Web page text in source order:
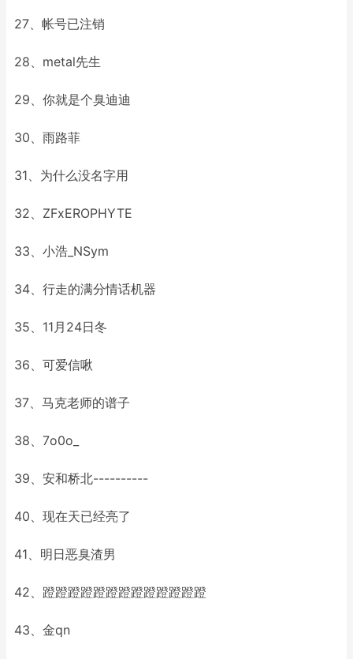
27、帐号已注销
28、metal先生
29、你就是个臭迪迪
30、雨路菲
31、为什么没名字用
32、ZFxEROPHYTE
33、小浩_NSym
34、行走的满分情话机器
35、11月24日冬
36、可爱信啾
37、马克老师的谱子
38、7o0o_
39、安和桥北----------
40、现在天已经亮了
41、明日恶臭渣男
42、蹬蹬蹬蹬蹬蹬蹬蹬蹬蹬蹬蹬蹬
43、金qn